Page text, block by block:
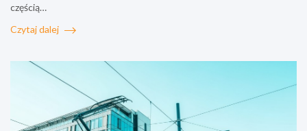
częścią…
Czytaj dalej